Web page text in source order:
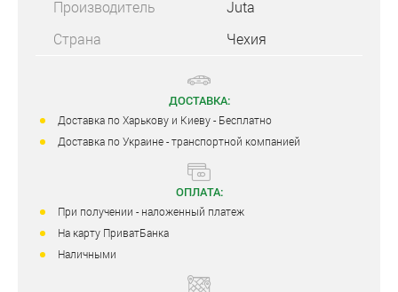
Производитель
Juta
Страна
Чехия
ДОСТАВКА:
Доставка по Харькову и Киеву - Бесплатно
Доставка по Украине - транспортной компанией
ОПЛАТА:
При получении - наложенный платеж
На карту ПриватБанка
Наличными